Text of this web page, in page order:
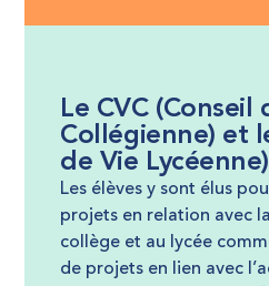
Le CVC (Conseil
Collégienne) et
de Vie Lycéenne)
Les élèves y sont élus
projets en relation avec
collège et au lycée
de projets en lien avec